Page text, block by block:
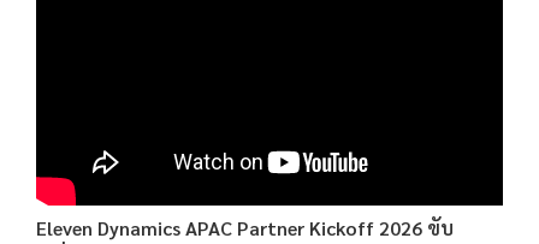
Eleven Dynamics APAC Partner Kickoff 2026 ขับ